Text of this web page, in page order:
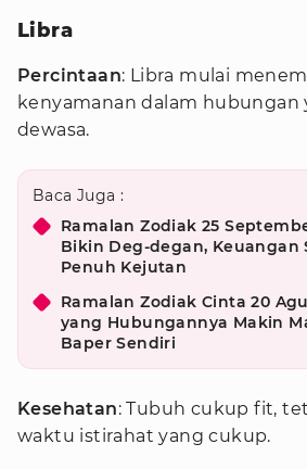
Libra
Percintaan: Libra mulai
kenyamanan dalam hubungan
dewasa.
Baca Juga :
Ramalan Zodiak 25
Bikin Deg-degan, Keuangan
Penuh Kejutan
Ramalan Zodiak Cinta 20
yang Hubungannya Makin
Baper Sendiri
Kesehatan: Tubuh cukup fit,
waktu istirahat yang cukup.